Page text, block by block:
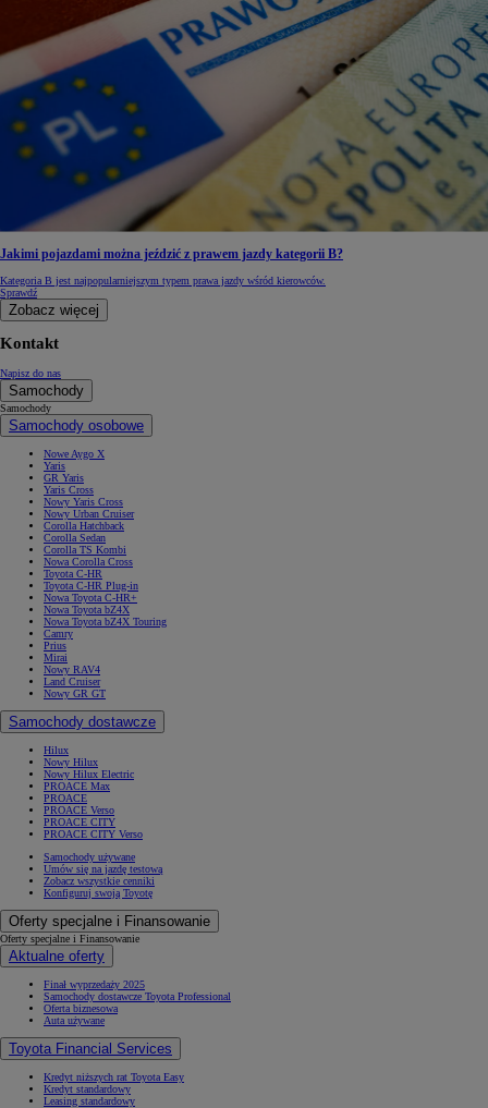
Jakimi pojazdami można jeździć z prawem jazdy kategorii B?
Kategoria B jest najpopularniejszym typem prawa jazdy wśród kierowców.
Sprawdź
Zobacz więcej
Kontakt
Napisz do nas
Samochody
Samochody
Samochody osobowe
Nowe Aygo X
Yaris
GR Yaris
Yaris Cross
Nowy Yaris Cross
Nowy Urban Cruiser
Corolla Hatchback
Corolla Sedan
Corolla TS Kombi
Nowa Corolla Cross
Toyota C-HR
Toyota C-HR Plug-in
Nowa Toyota C-HR+
Nowa Toyota bZ4X
Nowa Toyota bZ4X Touring
Camry
Prius
Mirai
Nowy RAV4
Land Cruiser
Nowy GR GT
Samochody dostawcze
Hilux
Nowy Hilux
Nowy Hilux Electric
PROACE Max
PROACE
PROACE Verso
PROACE CITY
PROACE CITY Verso
Samochody używane
Umów się na jazdę testową
Zobacz wszystkie cenniki
Konfiguruj swoją Toyotę
Oferty specjalne i Finansowanie
Oferty specjalne i Finansowanie
Aktualne oferty
Finał wyprzedaży 2025
Samochody dostawcze Toyota Professional
Oferta biznesowa
Auta używane
Toyota Financial Services
Kredyt niższych rat Toyota Easy
Kredyt standardowy
Leasing standardowy